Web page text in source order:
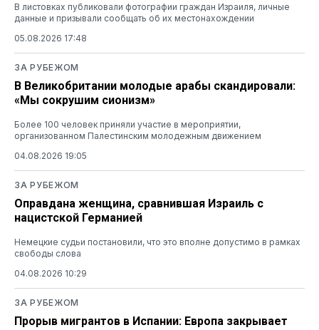
В листовках публиковали фотографии граждан Израиля, личные
данные и призывали сообщать об их местонахождении
05.08.2026 17:48
ЗА РУБЕЖОМ
В Великобритании молодые арабы скандировали:
«Мы сокрушим сионизм»
Более 100 человек приняли участие в мероприятии,
организованном Палестинским молодежным движением
04.08.2026 19:05
ЗА РУБЕЖОМ
Оправдана женщина, сравнившая Израиль с
нацистской Германией
Немецкие судьи постановили, что это вполне допустимо в рамках
свободы слова
04.08.2026 10:29
ЗА РУБЕЖОМ
Прорыв мигрантов в Испании: Европа закрывает